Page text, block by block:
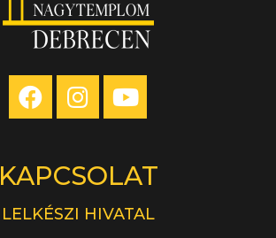
KAPCSOLAT
LELKÉSZI HIVATAL